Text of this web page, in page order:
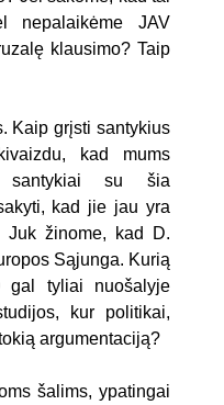
nepalaikėme JAV
klausimo? Taip
Kaip grįsti santykius
kad mums
santykiai su šia
kad jie jau yra
Juk žinome, kad D.
Sąjunga. Kurią
gal tyliai nuošalyje
kur politikai,
argumentaciją?
šalims, ypatingai